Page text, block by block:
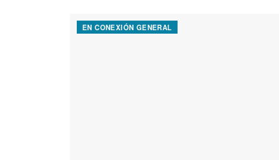
EN CONEXIÓN GENERAL